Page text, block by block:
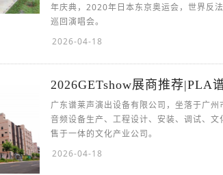
年庆典，2020年日本东京奥运会，世界反
巡回演唱会。
2026-04-18
2026GETshow展商推荐|PLA
广东谱莱声演出设备有限公司，坐落于广
音频设备生产、工程设计、安装、调试、
售于一体的文化产业公司。
2026-04-18